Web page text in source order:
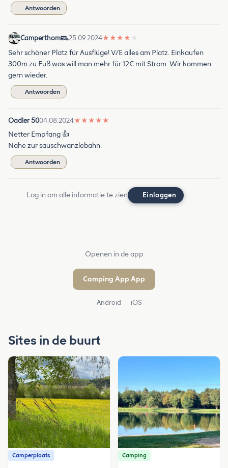
Antwoorden
Camperthom 25.09.2024★ ★ ★ ★ ★
Sehr schöner Platz für Ausflüge! V/E alles am Platz. Einkaufen
300m zu Fuß was will man mehr für 12€ mit Strom. Wir kommen
gern wieder.
Antwoorden
Oadler 5004.08.2024★ ★ ★ ★ ★
Netter Empfang 👍
Nähe zur sauschwänzlebahn.
Antwoorden
Log in om alle informatie te zien Einloggen
Openen in de app
Camping App App
Android iOS
Sites in de buurt
Camperplaats Camping